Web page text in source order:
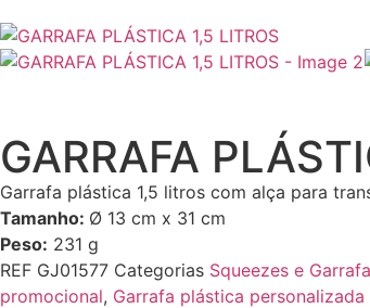
GARRAFA
Garrafa plástica 1,5 litros com alça para
Tamanho: Ø 13 cm x 31 cm
Peso: 231 g
REF GJ01577 Categorias Squeezes e
promocional, Garrafa plástica personalizada